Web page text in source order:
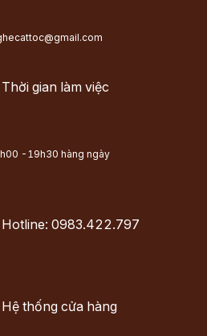
Thời gian làm việc
-19h30 hàng ngày
Hotline: 0983.422.797
Hệ thống cửa hàng